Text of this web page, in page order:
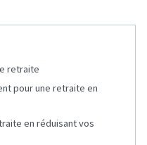
retraite
pour une retraite en
en réduisant vos